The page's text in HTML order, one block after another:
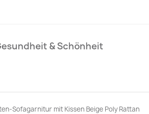
& Schönheit
Sofagarnitur mit Kissen Beige Poly Rattan